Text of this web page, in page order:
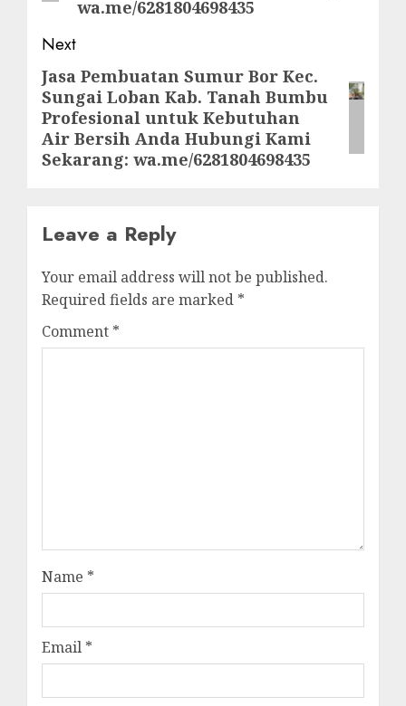
wa.me/6281804698435
Next
Next
post:
Jasa Pembuatan Sumur Bor Kec.
Sungai Loban Kab. Tanah Bumbu
Profesional untuk Kebutuhan
Air Bersih Anda Hubungi Kami
Sekarang: wa.me/6281804698435
Leave a Reply
Your email address will not be published.
Required fields are marked *
Comment *
Name *
Email *